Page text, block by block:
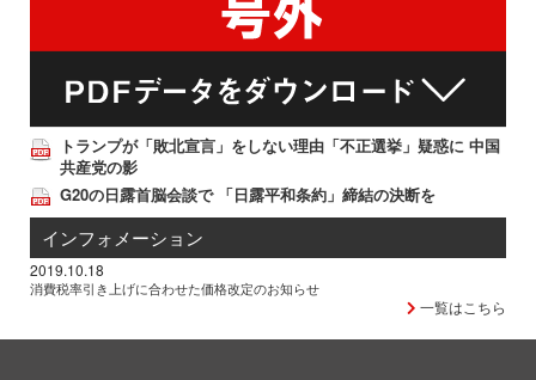
トランプが「敗北宣言」をしない理由「不正選挙」疑惑に 中国
共産党の影
G20の日露首脳会談で 「日露平和条約」締結の決断を
インフォメーション
2019.10.18
消費税率引き上げに合わせた価格改定のお知らせ
一覧はこちら